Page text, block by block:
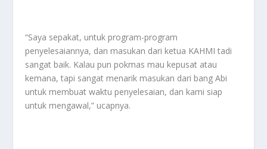
“Saya sepakat, untuk program-program
penyelesaiannya, dan masukan dari ketua KAHMI tadi
sangat baik. Kalau pun pokmas mau kepusat atau
kemana, tapi sangat menarik masukan dari bang Abi
untuk membuat waktu penyelesaian, dan kami siap
untuk mengawal,” ucapnya.